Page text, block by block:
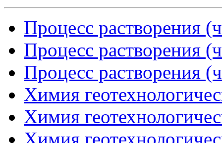
Процесс растворения
Процесс растворения
Процесс растворения
Химия
Химия
Химия